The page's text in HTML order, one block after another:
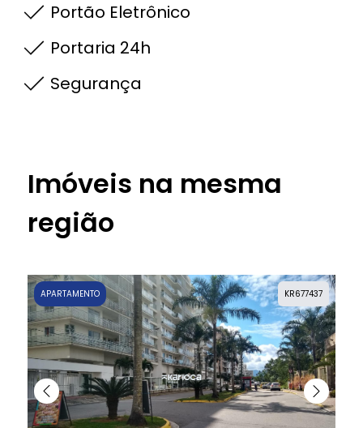
Portão Eletrônico
Portaria 24h
Segurança
Imóveis na mesma
região
KR677437
APARTAMENTO